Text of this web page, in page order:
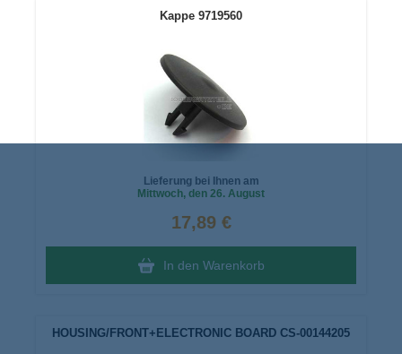
Kappe 9719560
Lieferung bei Ihnen am
Mittwoch, den 26. August
17,89 €
In den Warenkorb
HOUSING/FRONT+ELECTRONIC BOARD CS-00144205